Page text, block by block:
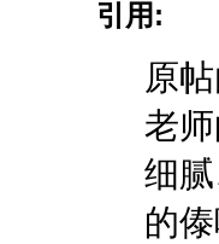
引用:
原
老
细
的